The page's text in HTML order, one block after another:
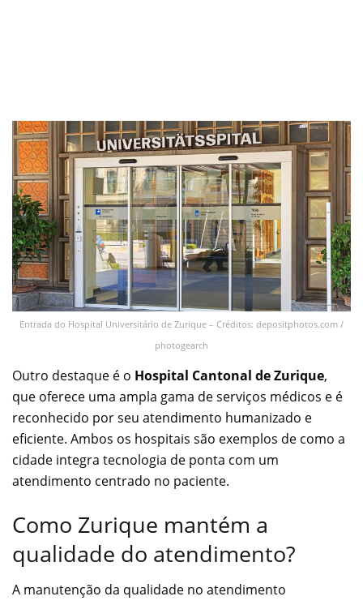
Entrada do Hospital Universitário de Zurique – Créditos: depositphotos.com /
photogearch
Outro destaque é o Hospital Cantonal de Zurique,
que oferece uma ampla gama de serviços médicos e é
reconhecido por seu atendimento humanizado e
eficiente. Ambos os hospitais são exemplos de como a
cidade integra tecnologia de ponta com um
atendimento centrado no paciente.
Como Zurique mantém a
qualidade do atendimento?
A manutenção da qualidade no atendimento